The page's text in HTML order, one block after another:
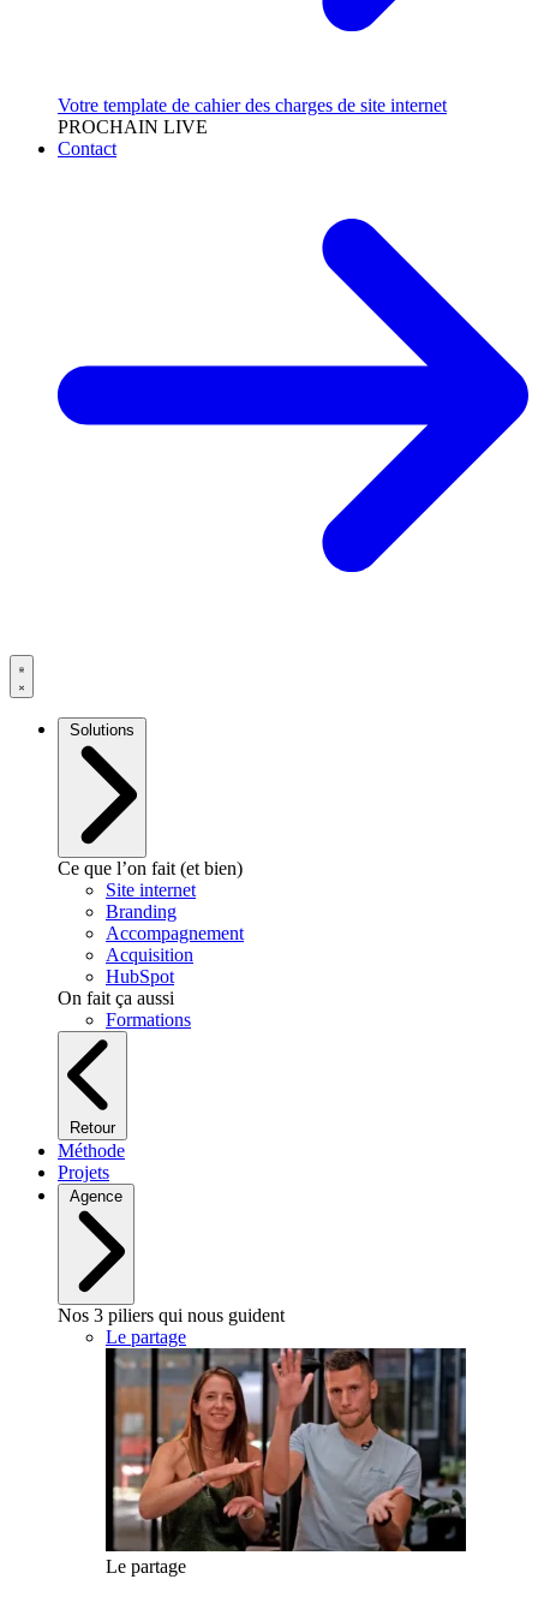
Votre template de cahier des charges de site internet
PROCHAIN LIVE
Contact
Solutions
Ce que l’on fait (et bien)
Site internet
Branding
Accompagnement
Acquisition
HubSpot
On fait ça aussi
Formations
Retour
Méthode
Projets
Agence
Nos 3 piliers qui nous guident
Le partage
Le partage